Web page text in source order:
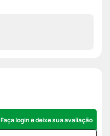
Faça login e deixe sua avaliação